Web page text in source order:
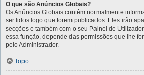
O que são Anúncios Globais?
Os Anúncios Globais contêm normalmente
ser lidos logo que forem publicados. Eles irão
secções e também com o seu Painel de
essa função, depende das permissões que lhe
pelo Administrador.
Topo